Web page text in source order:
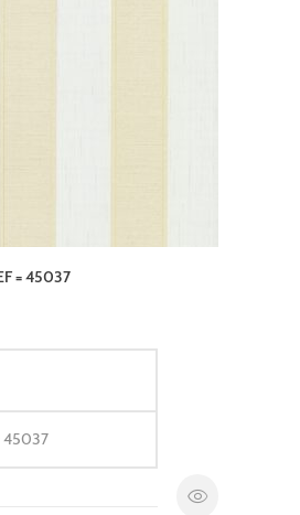
= 45037
45037